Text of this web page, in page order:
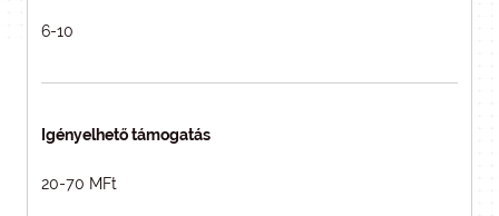
6-10
Igényelhető támogatás
20-70 MFt